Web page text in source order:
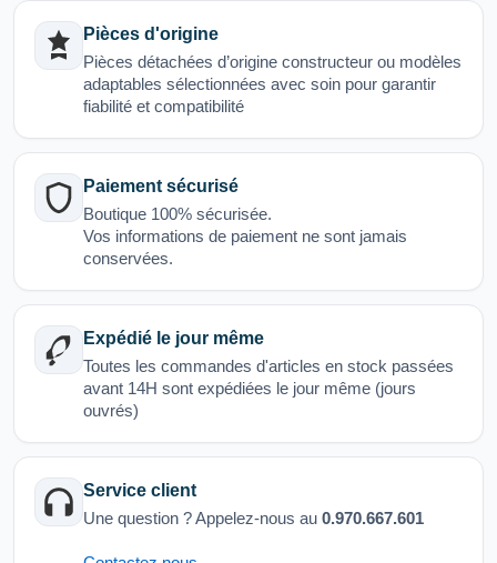
Pièces d'origine
Pièces détachées d’origine constructeur ou modèles
adaptables sélectionnées avec soin pour garantir
fiabilité et compatibilité
Paiement sécurisé
Boutique 100% sécurisée.
Vos informations de paiement ne sont jamais
conservées.
Expédié le jour même
Toutes les commandes d'articles en stock passées
avant 14H sont expédiées le jour même (jours
ouvrés)
Service client
Une question ? Appelez-nous au 0.970.667.601